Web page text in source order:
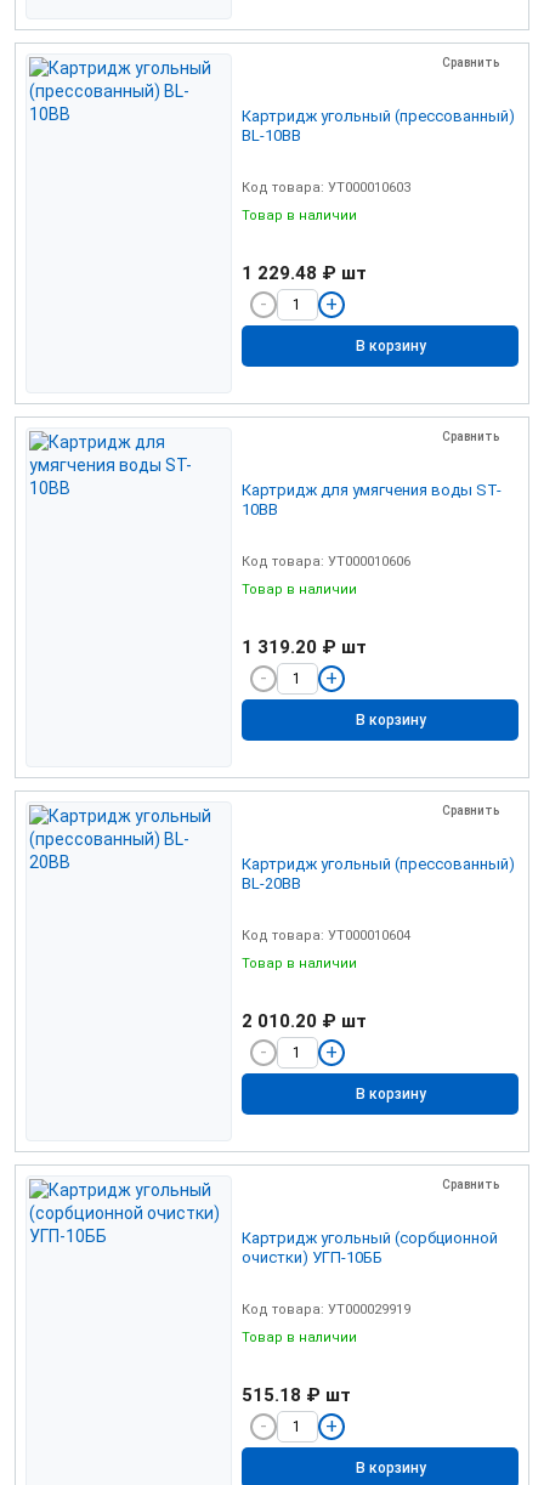
Сравнить
Картридж угольный (прессованный)
BL-10BB
Код товара: УТ000010603
Товар в наличии
1 229.48 ₽ шт
В корзину
Сравнить
Картридж для умягчения воды ST-
10ВВ
Код товара: УТ000010606
Товар в наличии
1 319.20 ₽ шт
В корзину
Сравнить
Картридж угольный (прессованный)
BL-20BB
Код товара: УТ000010604
Товар в наличии
2 010.20 ₽ шт
В корзину
Сравнить
Картридж угольный (сорбционной
очистки) УГП-10ББ
Код товара: УТ000029919
Товар в наличии
515.18 ₽ шт
В корзину